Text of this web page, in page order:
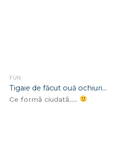
FUN
Tigaie de făcut ouă ochiuri…
Ce formă ciudată….